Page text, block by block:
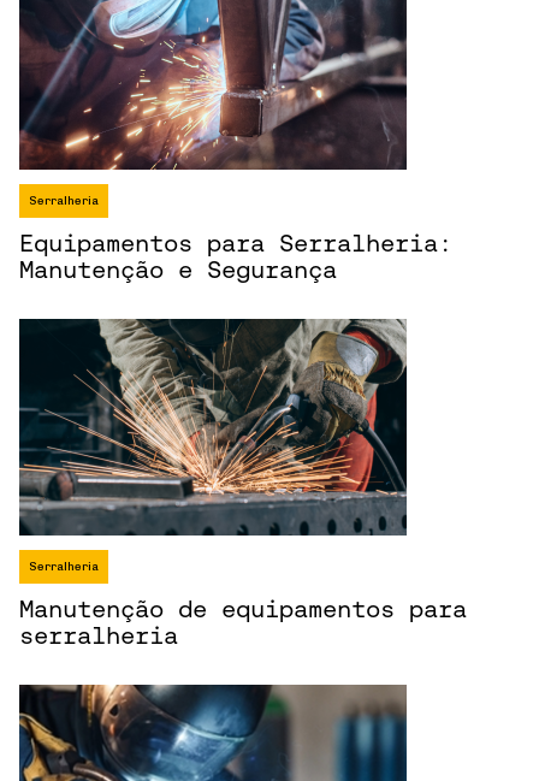
Serralheria
Equipamentos para Serralheria:
Manutenção e Segurança
Serralheria
Manutenção de equipamentos para
serralheria